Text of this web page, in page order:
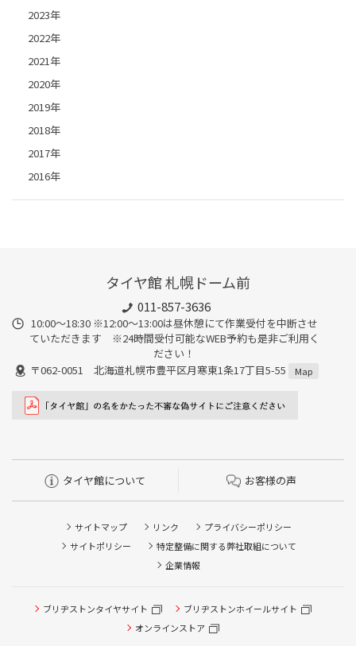
2023年
2022年
2021年
2020年
2019年
2018年
2017年
2016年
タイヤ館 札幌ドーム前
011-857-3636
10:00～18:30 ※12:00～13:00は昼休憩にて作業受付を中断させ
ていただきます ※24時間受付可能なWEB予約も是非ご利用く
ださい！
〒062-0051 北海道札幌市豊平区月寒東1条17丁目5-55
Map
タイヤ館について お客様の声
サイトマップ リンク
プライバシーポリシー
サイトポリシー
特定整備に関する弊社取組について
企業情報
ブリヂストンタイヤサイト
ブリヂストンホイールサイト
オンラインストア
タイヤ点検・安全点検/タイヤ履き替え/オイル交換/その他
ピット作業の予約